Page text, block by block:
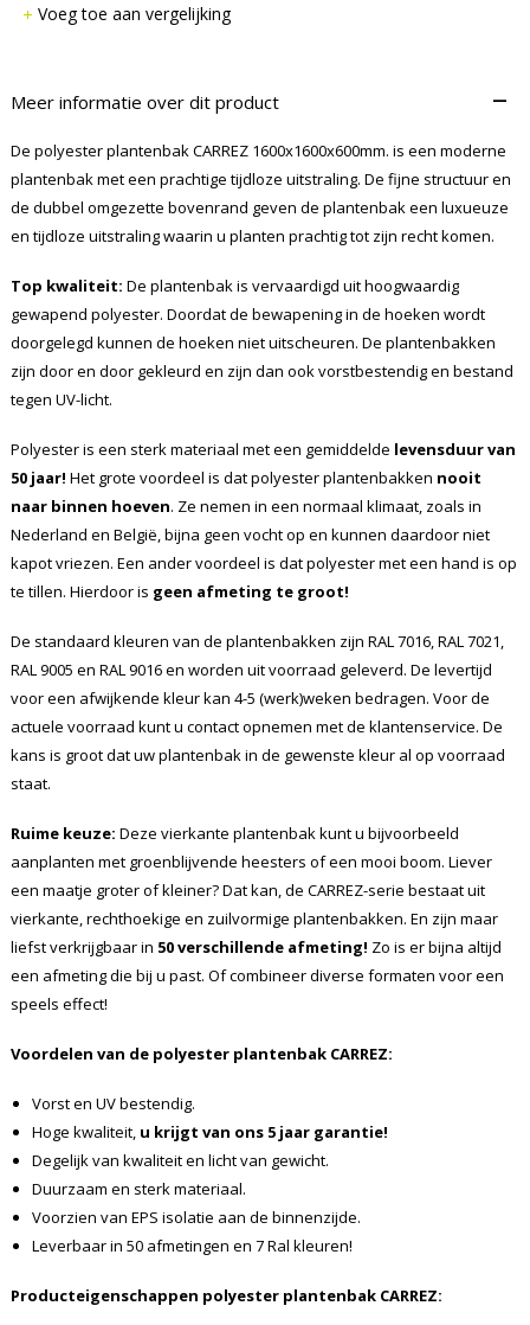
Voeg toe aan vergelijking
Meer informatie over dit product –
De polyester plantenbak CARREZ 1600x1600x600mm. is een moderne
plantenbak met een prachtige tijdloze uitstraling. De fijne structuur en
de dubbel omgezette bovenrand geven de plantenbak een luxueuze
en tijdloze uitstraling waarin u planten prachtig tot zijn recht komen.
Top kwaliteit: De plantenbak is vervaardigd uit hoogwaardig
gewapend polyester. Doordat de bewapening in de hoeken wordt
doorgelegd kunnen de hoeken niet uitscheuren. De plantenbakken
zijn door en door gekleurd en zijn dan ook vorstbestendig en bestand
tegen UV-licht.
Polyester is een sterk materiaal met een gemiddelde levensduur van
50 jaar! Het grote voordeel is dat polyester plantenbakken nooit
naar binnen hoeven. Ze nemen in een normaal klimaat, zoals in
Nederland en België, bijna geen vocht op en kunnen daardoor niet
kapot vriezen. Een ander voordeel is dat polyester met een hand is op
te tillen. Hierdoor is geen afmeting te groot!
De standaard kleuren van de plantenbakken zijn RAL 7016, RAL 7021,
RAL 9005 en RAL 9016 en worden uit voorraad geleverd. De levertijd
voor een afwijkende kleur kan 4-5 (werk)weken bedragen. Voor de
actuele voorraad kunt u contact opnemen met de klantenservice. De
kans is groot dat uw plantenbak in de gewenste kleur al op voorraad
staat.
Ruime keuze: Deze vierkante plantenbak kunt u bijvoorbeeld
aanplanten met groenblijvende heesters of een mooi boom. Liever
een maatje groter of kleiner? Dat kan, de CARREZ-serie bestaat uit
vierkante, rechthoekige en zuilvormige plantenbakken. En zijn maar
liefst verkrijgbaar in 50 verschillende afmeting! Zo is er bijna altijd
een afmeting die bij u past. Of combineer diverse formaten voor een
speels effect!
Voordelen van de polyester plantenbak CARREZ:
Vorst en UV bestendig.
Hoge kwaliteit, u krijgt van ons 5 jaar garantie!
Degelijk van kwaliteit en licht van gewicht.
Duurzaam en sterk materiaal.
Voorzien van EPS isolatie aan de binnenzijde.
Leverbaar in 50 afmetingen en 7 Ral kleuren!
Producteigenschappen polyester plantenbak CARREZ: